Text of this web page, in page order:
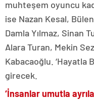
muhteşem oyuncu
ise Nazan Kesal,
Damla Yılmaz, Sinan
Alara Turan, Mekin
Kabacaoğlu. ‘Hayatla
girecek.
‘İnsanlar umutla